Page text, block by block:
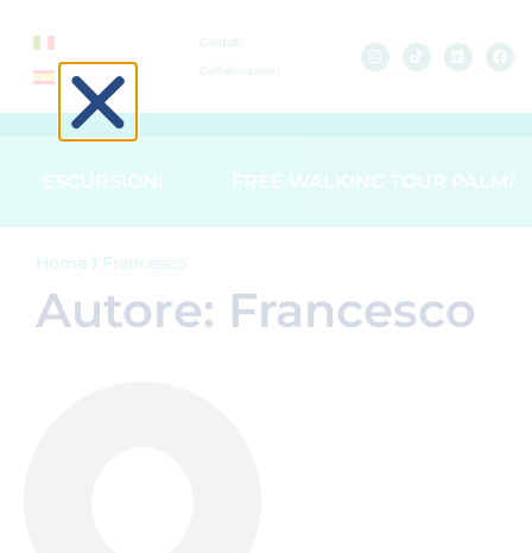
Contatti
Collaborazioni
ESCURSIONI FREE WALKING TOUR PALMA
Home ⟩ Francesco
Autore: Francesco